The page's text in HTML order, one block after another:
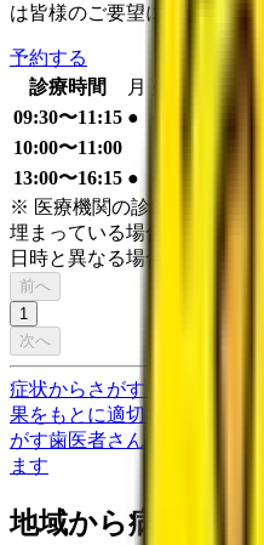
は皆様のご要望に可能な限
予約する
診療時間
月
09:30〜11:15 ●
10:00〜11:00
13:00〜16:15 ●
※ 医療機関の診療時間は上
埋まっている場合や病院の
日時と異なる場合がありま
前へ
1
次へ
症状からさがす (症状チェッ
果をもとに適切な病院・診療
がす歯医者さんの対面診療
ます
地域から病院・診